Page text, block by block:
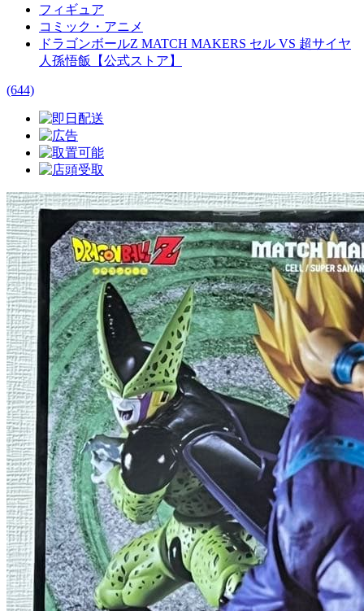
フィギュア
コミック・アニメ
ドラゴンボールZ MATCH MAKERS セル VS 超サイヤ
人孫悟飯【公式ストア】
(644)